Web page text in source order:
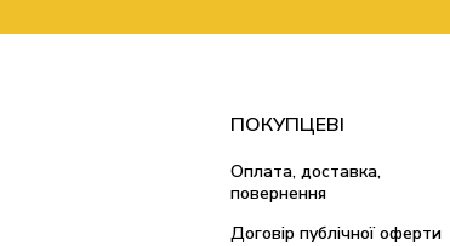
ПОКУПЦЕВІ
Оплата, доставка,
повернення
Договір публічної оферти